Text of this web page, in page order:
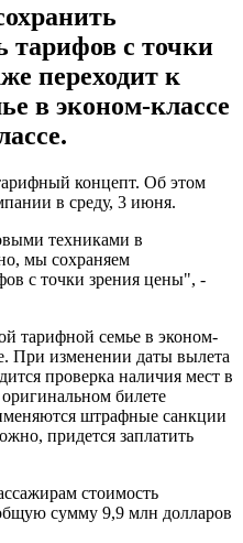
тарифов с точки
переходит к
в эконом-классе
концепт. Об этом
в среду, 3 июня.
техниками в
мы сохраняем
с точки зрения цены", -
тарифной семье в эконом-
При изменении даты вылета
проверка наличия мест в
билете
штрафные санкции
придется заплатить
стоимость
сумму 9,9 млн долларов